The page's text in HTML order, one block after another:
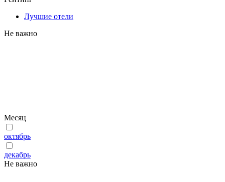
Лучшие отели
Не важно
Месяц
октябрь
декабрь
Не важно